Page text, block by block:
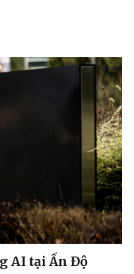
thời sự
tâm hồn
phải vượt khỏi lợi
2026: Những con
giữ chân du